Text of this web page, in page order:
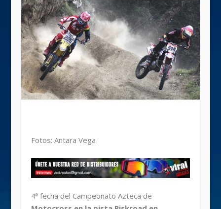
Fotos: Antara Vega
4ª fecha del Campeonato Azteca de